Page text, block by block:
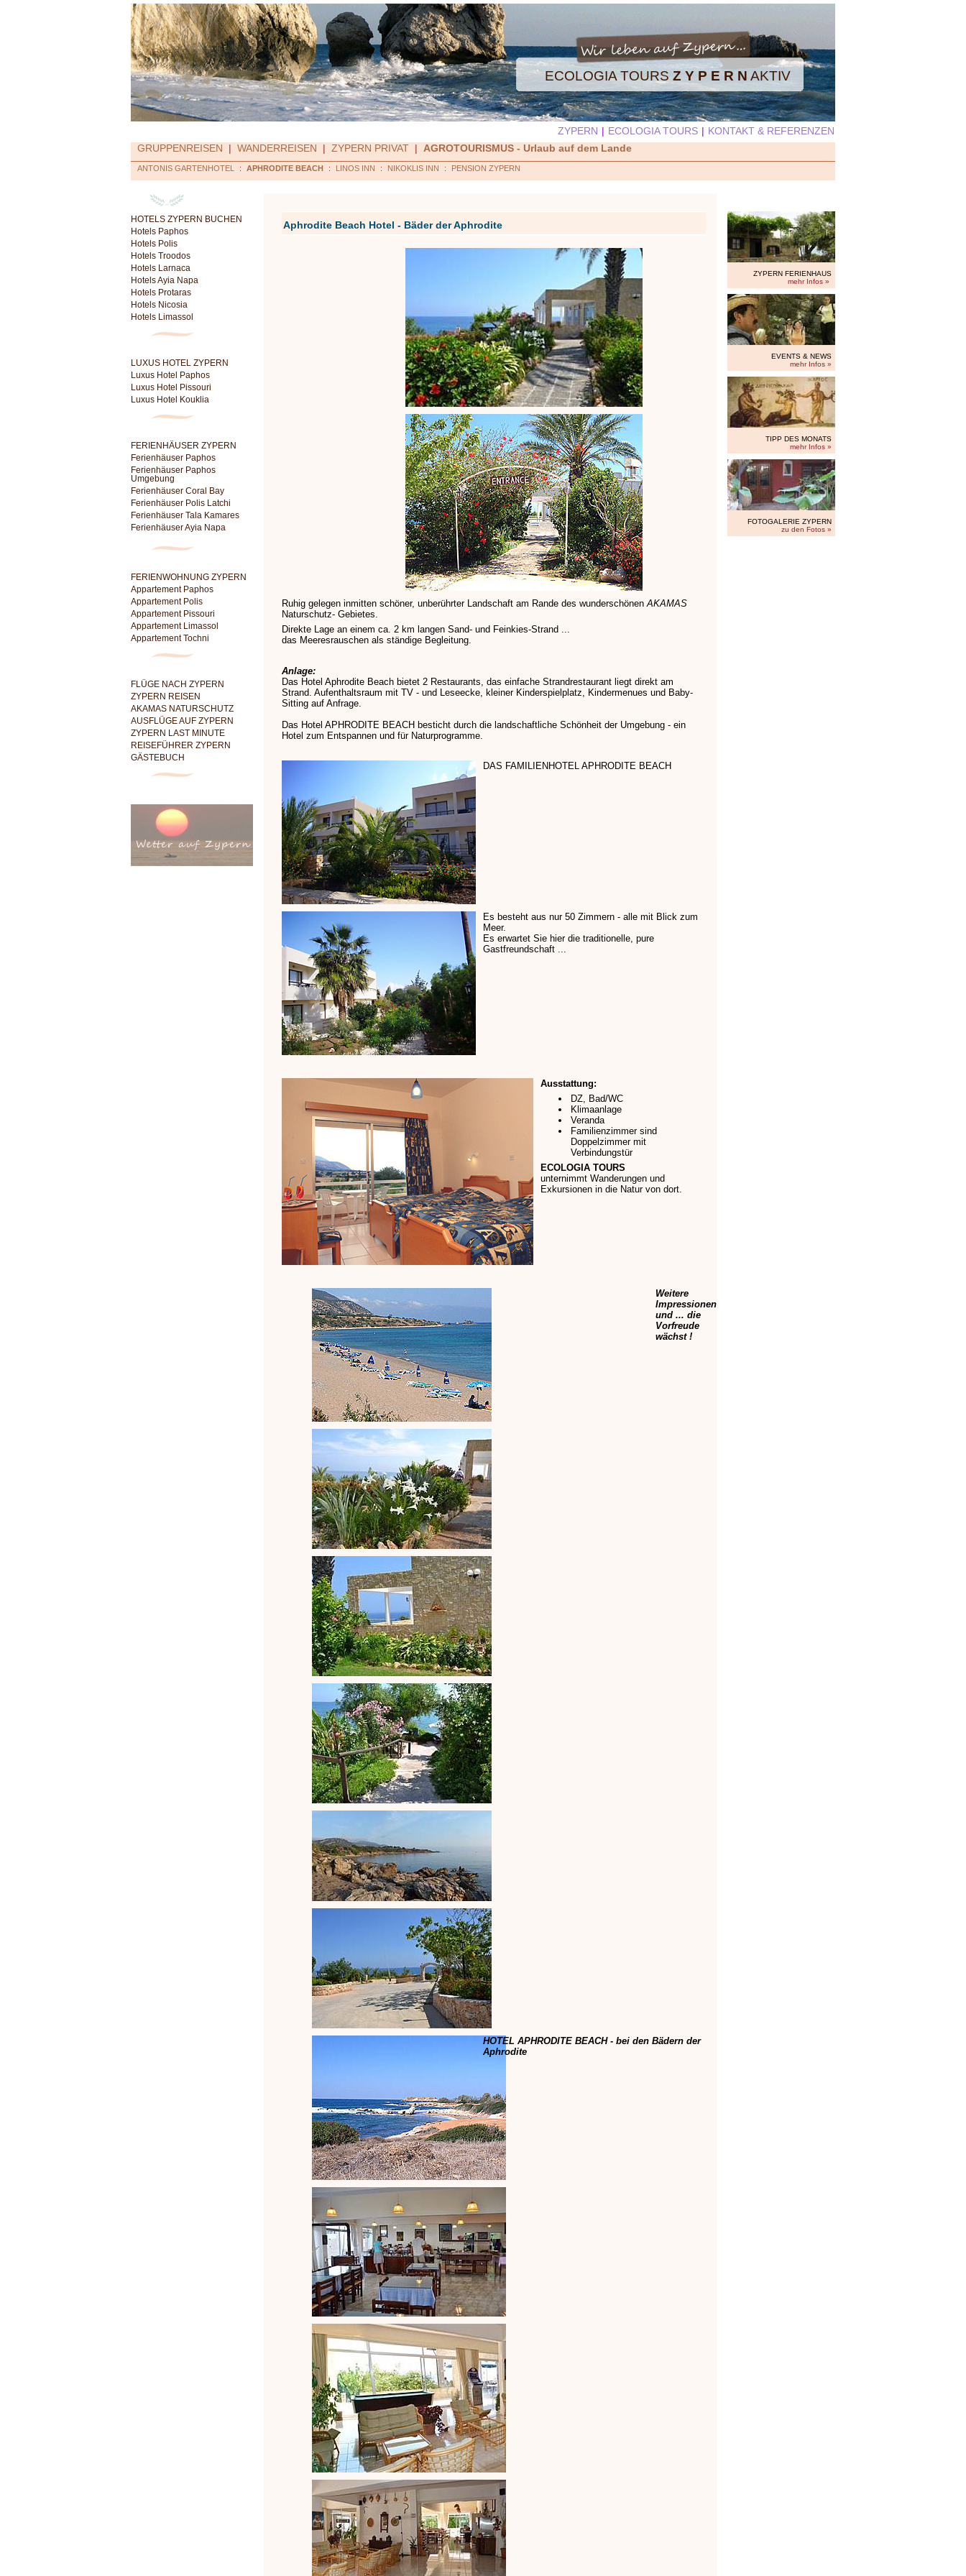
ECOLOGIA TOURS Z Y P E R N AKTIV
ZYPERN | ECOLOGIA TOURS | KONTAKT & REFERENZEN
GRUPPENREISEN
| WANDERREISEN | ZYPERN PRIVAT | AGROTOURISMUS - Urlaub auf dem Lande
ANTONIS GARTENHOTEL : APHRODITE BEACH : LINOS INN : NIKOKLIS INN : PENSION ZYPERN
HOTELS ZYPERN BUCHEN
Hotels Paphos
Hotels Polis
Hotels Troodos
Hotels Larnaca
Hotels Ayia Napa
Hotels Protaras
Hotels Nicosia
Hotels Limassol
LUXUS HOTEL ZYPERN
Luxus Hotel Paphos
Luxus Hotel Pissouri
Luxus Hotel Kouklia
FERIENHÄUSER ZYPERN
Ferienhäuser Paphos
Ferienhäuser Paphos
Umgebung
Ferienhäuser Coral Bay
Ferienhäuser Polis Latchi
Ferienhäuser Tala Kamares
Ferienhäuser Ayia Napa
FERIENWOHNUNG ZYPERN
Appartement Paphos
Appartement Polis
Appartement Pissouri
Appartement Limassol
Appartement Tochni
FLÜGE NACH ZYPERN
ZYPERN REISEN
AKAMAS NATURSCHUTZ
AUSFLÜGE AUF ZYPERN
ZYPERN LAST MINUTE
REISEFÜHRER ZYPERN
GÄSTEBUCH
Aphrodite Beach Hotel - Bäder der Aphrodite
Ruhig gelegen inmitten schöner, unberührter Landschaft am Rande des wunderschönenAKAMAS
Naturschutz- Gebietes.
Direkte Lage an einem ca. 2 km langen Sand- und Feinkies-Strand ...
das Meeresrauschen als ständige Begleitung.
Anlage:
Das Hotel Aphrodite Beach bietet 2 Restaurants, das einfache Strandrestaurant liegt direkt am
Strand. Aufenthaltsraum mit TV - und Leseecke, kleiner Kinderspielplatz, Kindermenues und Baby-
Sitting auf Anfrage.
Das Hotel APHRODITE BEACH besticht durch die landschaftliche Schönheit der Umgebung - ein
Hotel zum Entspannen und für Naturprogramme.
DAS FAMILIENHOTEL APHRODITE BEACH
Es besteht aus nur 50 Zimmern - alle mit Blick zum
Meer.
Es erwartet Sie hier die traditionelle, pure
Gastfreundschaft ...
Ausstattung:
DZ, Bad/WC
Klimaanlage
Veranda
Familienzimmer sind
Doppelzimmer mit
Verbindungstür
ECOLOGIA TOURS
unternimmt Wanderungen und
Exkursionen in die Natur von dort.
Weitere
Impressionen
und ... die
Vorfreude
wächst !
HOTEL APHRODITE BEACH - bei den Bädern der
Aphrodite
ZYPERN FERIENHAUS
mehr Infos »
EVENTS & NEWS
mehr Infos »
TIPP DES MONATS
mehr Infos »
FOTOGALERIE ZYPERN
zu den Fotos »